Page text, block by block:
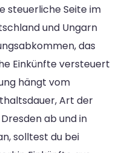
steuerliche Seite im
und Ungarn
das
Einkünfte versteuert
hängt vom
Art der
ab und in
solltest du bei